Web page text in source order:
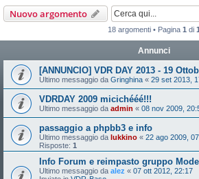
Nuovo argomento
18 argomenti • Pagina 1 di 1
Annunci
[ANNUNCIO] VDR DAY 2013 - 19
Ultimo messaggio da Gringhina « 29 set 2013,
VDRDAY 2009 micichééé!!!
Ultimo messaggio da admin « 08 nov 2009,
passaggio a phpbb3 e info
Ultimo messaggio da lukkino « 22 ago 2009,
Risposte: 1
Info Forum e reimpasto gruppo
Ultimo messaggio da alez « 07 ott 2012, 22:17